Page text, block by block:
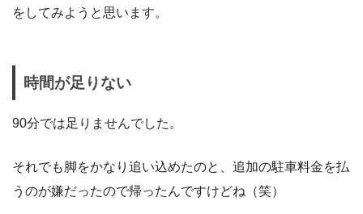
をしてみようと思います。
時間が足りない
90分では足りませんでした。
それでも脚をかなり追い込めたのと、追加の駐車料金を払
うのが嫌だったので帰ったんですけどね（笑）